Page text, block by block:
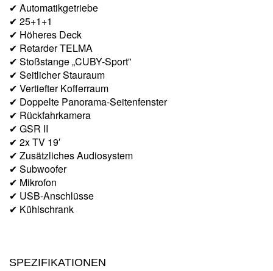
✔ Automatikgetriebe
✔ 25+1+1
✔ Höheres Deck
✔ Retarder TELMA
✔ Stoßstange „CUBY-Sport”
✔ Seitlicher Stauraum
✔ Vertiefter Kofferraum
✔ Doppelte Panorama-Seitenfenster
✔ Rückfahrkamera
✔ GSR II
✔ 2x TV 19′
✔ Zusätzliches Audiosystem
✔ Subwoofer
✔ Mikrofon
✔ USB-Anschlüsse
✔ Kühlschrank
SPEZIFIKATIONEN